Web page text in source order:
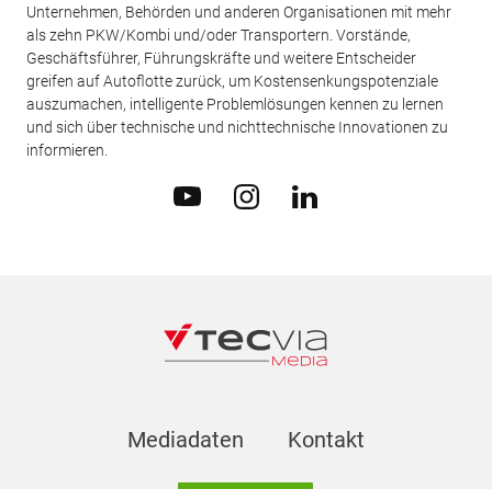
Unternehmen, Behörden und anderen Organisationen mit mehr
als zehn PKW/Kombi und/oder Transportern. Vorstände,
Geschäftsführer, Führungskräfte und weitere Entscheider
greifen auf Autoflotte zurück, um Kostensenkungspotenziale
auszumachen, intelligente Problemlösungen kennen zu lernen
und sich über technische und nichttechnische Innovationen zu
informieren.
Mediadaten Kontakt